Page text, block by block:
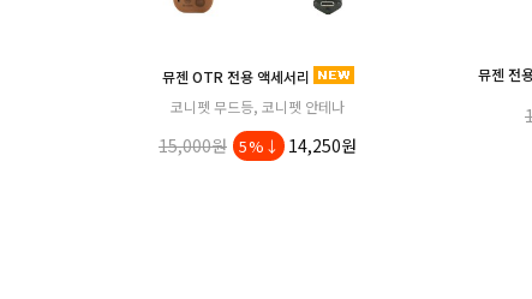
뮤젠 OTR 전용 액세서리
코니펫 무드등, 코니펫 안테나
15,000원 5%↓ 14,250원
뮤젠 전